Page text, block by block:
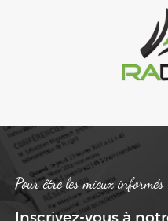
Pour être les mieux informés